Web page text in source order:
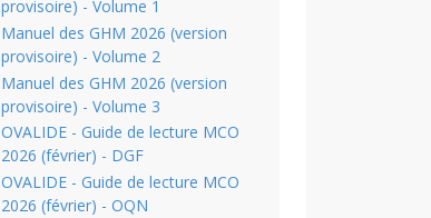
provisoire) - Volume 1
Manuel des GHM 2026 (version
provisoire) - Volume 2
Manuel des GHM 2026 (version
provisoire) - Volume 3
OVALIDE - Guide de lecture MCO
2026 (février) - DGF
OVALIDE - Guide de lecture MCO
2026 (février) - OQN